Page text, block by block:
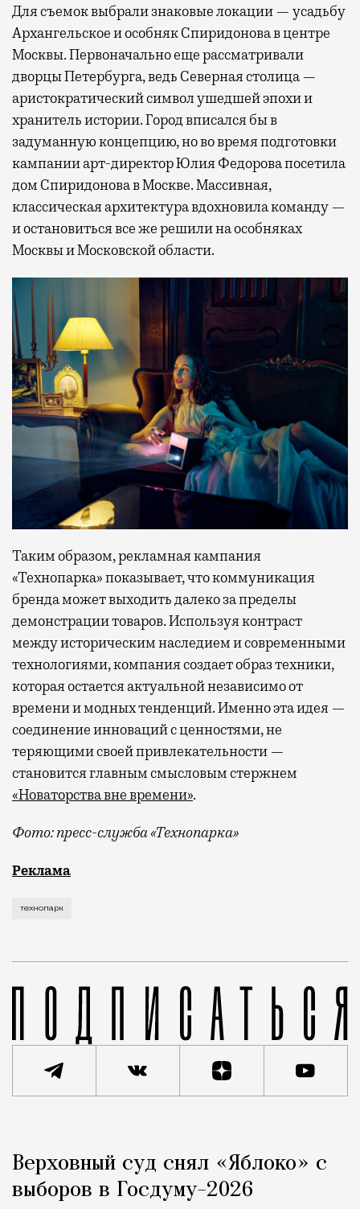
Для съемок выбрали знаковые локации — усадьбу
Архангельское и особняк Спиридонова в центре
Москвы. Первоначально еще рассматривали
дворцы Петербурга, ведь Северная столица —
аристократический символ ушедшей эпохи и
хранитель истории. Город вписался бы в
задуманную концепцию, но во время подготовки
кампании арт-директор Юлия Федорова посетила
дом Спиридонова в Москве. Массивная,
классическая архитектура вдохновила команду —
и остановиться все же решили на особняках
Москвы и Московской области.
Таким образом, рекламная кампания
«Технопарка» показывает, что коммуникация
бренда может выходить далеко за пределы
демонстрации товаров. Используя контраст
между историческим наследием и современными
технологиями, компания создает образ техники,
которая остается актуальной независимо от
времени и модных тенденций. Именно эта идея —
соединение инноваций с ценностями, не
теряющими своей привлекательности —
становится главным смысловым стержнем
«Новаторства вне времени».
Фото: пресс-служба «Технопарка»
Рекламные кампании техники редко выходят за
Реклама
технопарк
Город
Верховный суд снял «Яблоко» с
выборов в Госдуму-2026